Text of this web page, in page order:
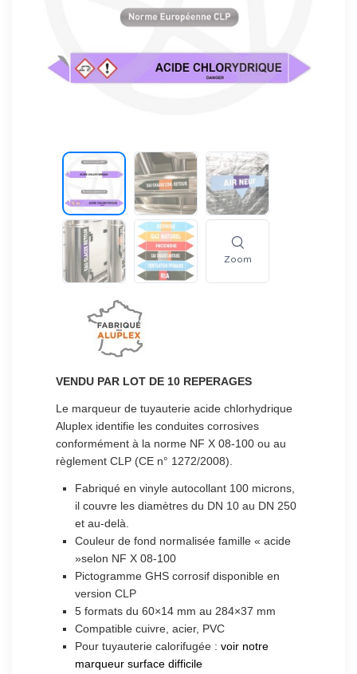
Zoom
VENDU PAR LOT DE 10 REPERAGES
Le marqueur de tuyauterie acide chlorhydrique
Aluplex identifie les conduites corrosives
conformément à la norme NF X 08-100 ou au
règlement CLP (CE n° 1272/2008).
Fabriqué en vinyle autocollant 100 microns,
il couvre les diamètres du DN 10 au DN 250
et au-delà.
Couleur de fond normalisée famille « acide
»selon NF X 08-100
Pictogramme GHS corrosif disponible en
version CLP
5 formats du 60×14 mm au 284×37 mm
Compatible cuivre, acier, PVC
Pour tuyauterie calorifugée : voir notre
marqueur surface difficile